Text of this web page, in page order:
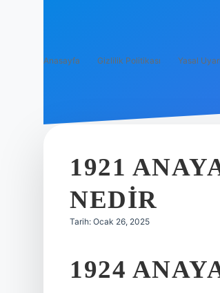
Anasayfa Gizlilik Politikası Yasal Uyarı
1921
NEDIR
Tarih: Ocak 26, 2025
1924